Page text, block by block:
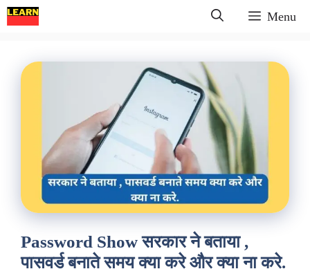
Skip
to
Menu
Password Show सरकार ने बताया ,
पासवर्ड बनाते समय क्या करे और क्या ना करे.